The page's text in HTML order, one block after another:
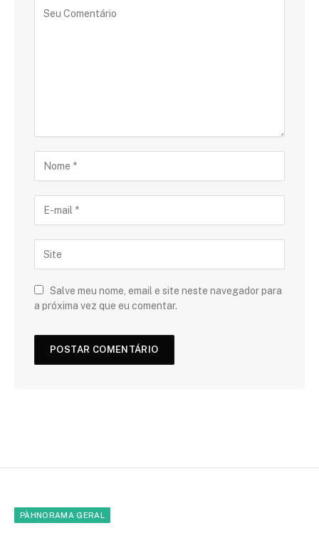
Salve meu nome, email e site neste navegador para
a próxima vez que eu comentar.
PÀHNORAMA GERAL